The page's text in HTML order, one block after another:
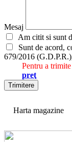
Mesaj
Am citit si sunt
Sunt de acord,
679/2016
Pentru a
pret
Trimitere
Harta magazine